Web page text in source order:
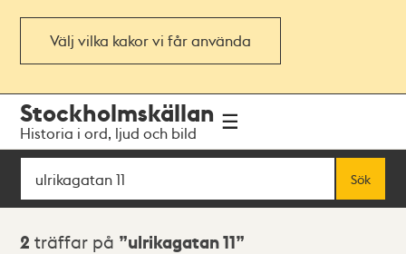
Välj vilka kakor vi får använda
navigationen
huvudinnehållet
Stockholmskällan
Historia i ord, ljud och bild
Sök
Sök
Sökresultat
2 träffar på ulrikagatan 11